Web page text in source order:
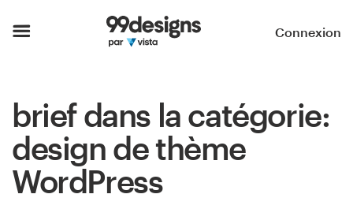
Connexion
brief dans la catégorie:
design de thème
WordPress
Comment ça marche ?
Trouver un designer
Inspiration